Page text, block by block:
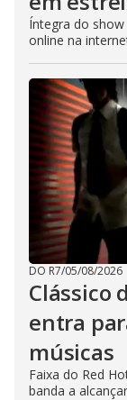
Íntegra do
online na
DO R7/05/08/2026
Clássico
entra
músicas
Faixa do Red
banda a